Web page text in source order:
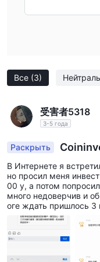
палладиевые монеты
принадлежность
дополнительную
обновлениям цен в
позволяет
для клиентов в
золота могут быть
регулирования со
органа и наличие
вызывают опасения
требований и ее
Все (3)
受害者5318
3-5 года
Раскрыть
анизм уплаты
В Интернете я
но просил меня
00 у, а потом
много недоверчив и
оге ждать пришлось 3
азал, что вывод
жно было
ле запроса служба
ставила включить
тить более 3000